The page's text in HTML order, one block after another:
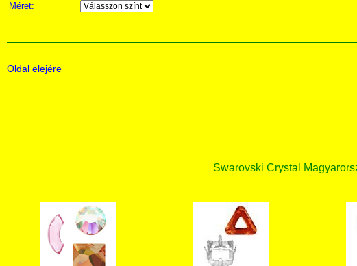
Méret:
Oldal elejére
Swarovski Crystal